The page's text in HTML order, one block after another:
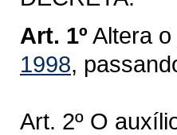
Art. 1º Altera o
1998,
Art. 2º O